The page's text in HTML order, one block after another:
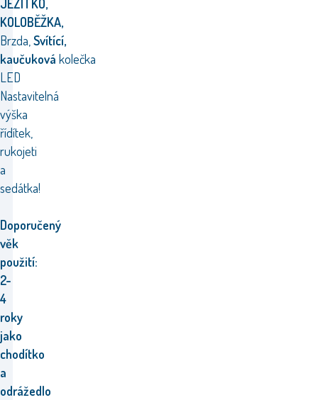
JEZÍTKO,
KOLOBĚŽKA,
Brzda, Svítící,
kaučuková kolečka
LED
Nastavitelná
výška
řídítek,
rukojeti
a
sedátka!
Doporučený
věk
použití:
2-
4
roky
jako
chodítko
a
odrážedlo